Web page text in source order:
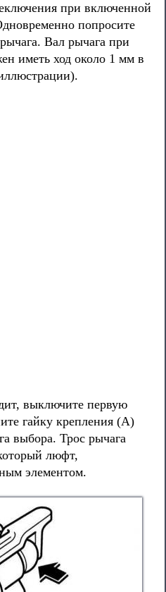
при включенной
попросите
Вал рычага при
иметь ход около 1 мм в
выключите первую
гайку крепления (А)
выбора. Трос рычага
люфт,
элементом.